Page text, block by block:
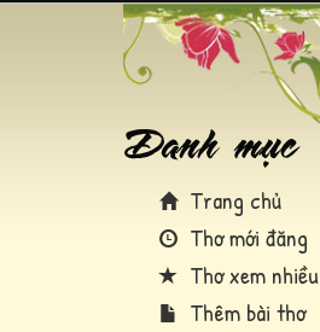
Trang chủ
Thơ mới đăng
Thơ xem nhiều
Thêm bài thơ